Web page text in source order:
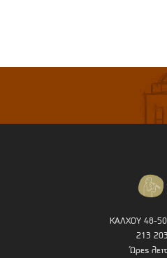
ΚΑΛΧΟΥ 48-50
213
Ώρες